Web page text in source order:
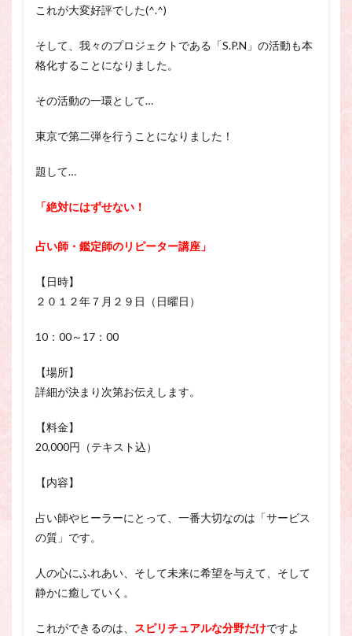
これが大変好評でした(^.^)
そして、我々のプロジェクトである「S.P.N」の活動も本
格化することになりました。
その活動の一環として…
東京で第二弾を行うことになりました！
題して…
「絶対にはずせない！
占い師・鑑定師のリピーター講座」
【日時】
２０１２年７月２９日（日曜日）
10：00～17：00
【場所】
詳細が決まり次第お伝えします。
【料金】
20,000円（テキスト込）
【内容】
占い師やヒーラーにとって、一番大切なのは「サービス
の質」です。
人の心にふれあい、そして未来に希望を与えて、そして
静かに癒していく。
これができるのは、 スピリチュアルな分野だけですよ
検索